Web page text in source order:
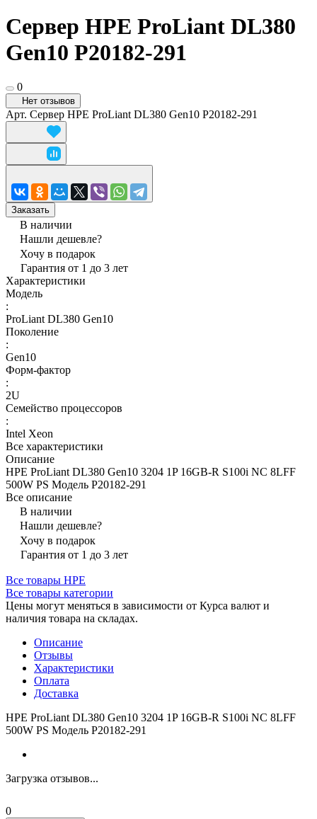
Сервер HPE ProLiant DL380
Gen10 P20182-291
0
Нет отзывов
Арт. Сервер HPE ProLiant DL380 Gen10 P20182-291
Заказать
В наличии
Нашли дешевле?
Хочу в подарок
Гарантия от 1 до 3 лет
Характеристики
Модель
:
ProLiant DL380 Gen10
Поколение
:
Gen10
Форм-фактор
:
2U
Семейство процессоров
:
Intel Xeon
Все характеристики
Описание
HPE ProLiant DL380 Gen10 3204 1P 16GB-R S100i NC 8LFF
500W PS Модель P20182-291
Все описание
В наличии
Нашли дешевле?
Хочу в подарок
Гарантия от 1 до 3 лет
Все товары HPE
Все товары категории
Цены могут меняться в зависимости от Курса валют и
наличия товара на складах.
Описание
Отзывы
Характеристики
Оплата
Доставка
HPE ProLiant DL380 Gen10 3204 1P 16GB-R S100i NC 8LFF
500W PS Модель P20182-291
Загрузка отзывов...
0